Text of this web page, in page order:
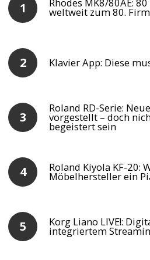
Rhodes MK8/80AE:
weltweit zum 80.
Klavier App: Diese
Roland RD-Serie:
vorgestellt – doch
begeistert sein
Roland Kiyola KF-20:
Möbelhersteller ein
Korg Liano LIVE!:
integriertem